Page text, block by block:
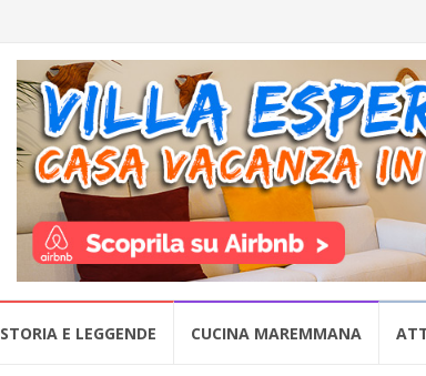
STORIA E LEGGENDE CUCINA MAREMMANA